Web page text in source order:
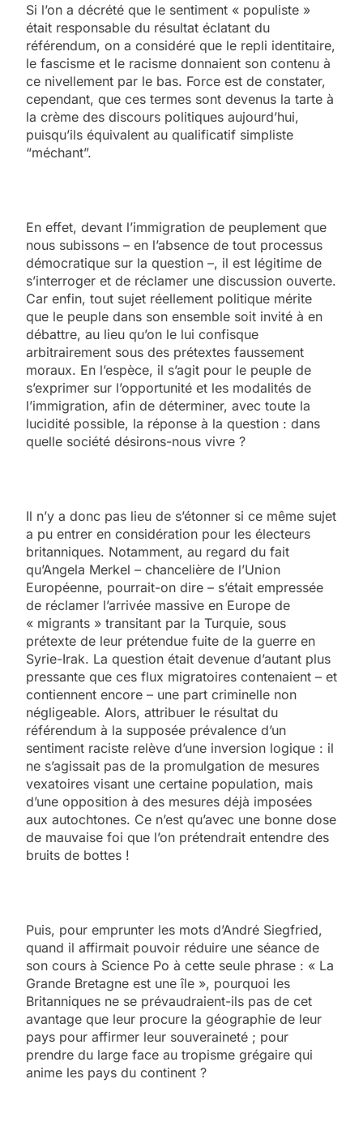
Si l’on a décrété que le sentiment « populiste »
était responsable du résultat éclatant du
référendum, on a considéré que le repli identitaire,
le fascisme et le racisme donnaient son contenu à
ce nivellement par le bas. Force est de constater,
cependant, que ces termes sont devenus la tarte à
la crème des discours politiques aujourd’hui,
puisqu’ils équivalent au qualificatif simpliste
“méchant”.
En effet, devant l’immigration de peuplement que
nous subissons – en l’absence de tout processus
démocratique sur la question –, il est légitime de
s’interroger et de réclamer une discussion ouverte.
Car enfin, tout sujet réellement politique mérite
que le peuple dans son ensemble soit invité à en
débattre, au lieu qu’on le lui confisque
arbitrairement sous des prétextes faussement
moraux. En l’espèce, il s’agit pour le peuple de
s’exprimer sur l’opportunité et les modalités de
l’immigration, afin de déterminer, avec toute la
lucidité possible, la réponse à la question : dans
quelle société désirons-nous vivre ?
Il n’y a donc pas lieu de s’étonner si ce même sujet
a pu entrer en considération pour les électeurs
britanniques. Notamment, au regard du fait
qu’Angela Merkel – chancelière de l’Union
Européenne, pourrait-on dire – s’était empressée
de réclamer l’arrivée massive en Europe de
« migrants » transitant par la Turquie, sous
prétexte de leur prétendue fuite de la guerre en
Syrie-Irak. La question était devenue d’autant plus
pressante que ces flux migratoires contenaient – et
contiennent encore – une part criminelle non
négligeable. Alors, attribuer le résultat du
référendum à la supposée prévalence d’un
sentiment raciste relève d’une inversion logique : il
ne s’agissait pas de la promulgation de mesures
vexatoires visant une certaine population, mais
d’une opposition à des mesures déjà imposées
aux autochtones. Ce n’est qu’avec une bonne dose
de mauvaise foi que l’on prétendrait entendre des
bruits de bottes !
Puis, pour emprunter les mots d’André Siegfried,
quand il affirmait pouvoir réduire une séance de
son cours à Science Po à cette seule phrase : « La
Grande Bretagne est une île », pourquoi les
Britanniques ne se prévaudraient-ils pas de cet
avantage que leur procure la géographie de leur
pays pour affirmer leur souveraineté ; pour
prendre du large face au tropisme grégaire qui
anime les pays du continent ?